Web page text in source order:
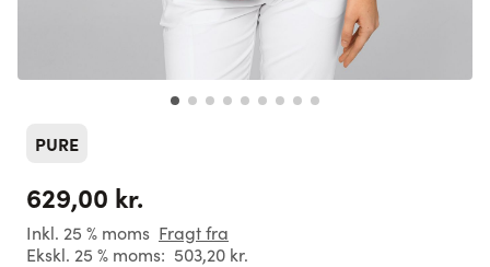
PURE
629,00 kr.
Inkl. 25 % moms Fragt fra
Ekskl. 25 % moms: 503,20 kr.